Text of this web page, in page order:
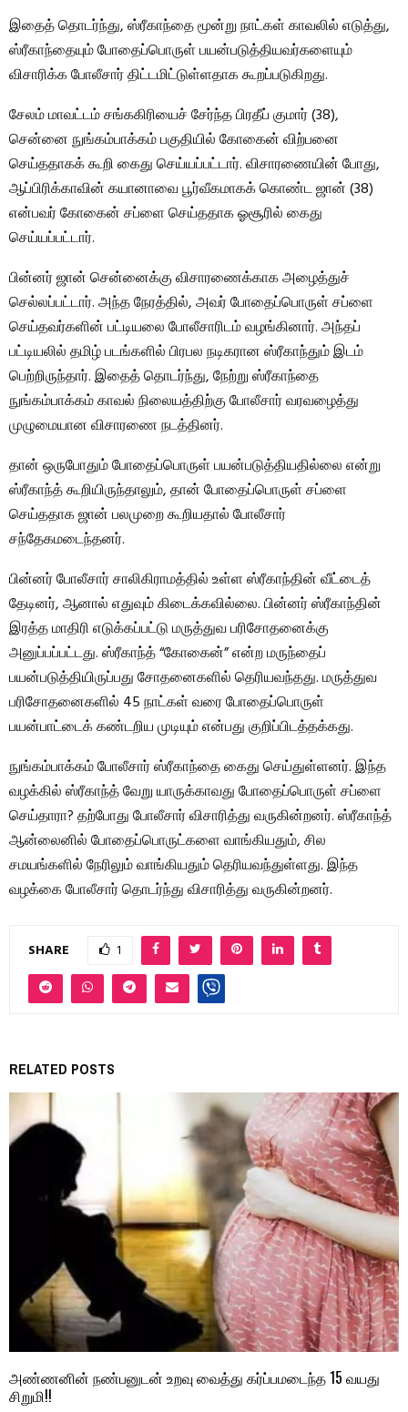
இதைத் தொடர்ந்து, ஸ்ரீகாந்தை மூன்று நாட்கள் காவலில் எடுத்து,
ஸ்ரீகாந்தையும் போதைப்பொருள் பயன்படுத்தியவர்களையும்
விசாரிக்க போலீசார் திட்டமிட்டுள்ளதாக கூறப்படுகிறது.
சேலம் மாவட்டம் சங்ககிரியைச் சேர்ந்த பிரதீப் குமார் (38),
சென்னை நுங்கம்பாக்கம் பகுதியில் கோகைன் விற்பனை
செய்ததாகக் கூறி கைது செய்யப்பட்டார். விசாரணையின் போது, ​​
ஆப்பிரிக்காவின் கயானாவை பூர்வீகமாகக் கொண்ட ஜான் (38)
என்பவர் கோகைன் சப்ளை செய்ததாக ஓசூரில் கைது
செய்யப்பட்டார்.
பின்னர் ஜான் சென்னைக்கு விசாரணைக்காக அழைத்துச்
செல்லப்பட்டார். அந்த நேரத்தில், அவர் போதைப்பொருள் சப்ளை
செய்தவர்களின் பட்டியலை போலீசாரிடம் வழங்கினார். அந்தப்
பட்டியலில் தமிழ் படங்களில் பிரபல நடிகரான ஸ்ரீகாந்தும் இடம்
பெற்றிருந்தார். இதைத் தொடர்ந்து, நேற்று ஸ்ரீகாந்தை
நுங்கம்பாக்கம் காவல் நிலையத்திற்கு போலீசார் வரவழைத்து
முழுமையான விசாரணை நடத்தினர்.
தான் ஒருபோதும் போதைப்பொருள் பயன்படுத்தியதில்லை என்று
ஸ்ரீகாந்த் கூறியிருந்தாலும், தான் போதைப்பொருள் சப்ளை
செய்ததாக ஜான் பலமுறை கூறியதால் போலீசார்
சந்தேகமடைந்தனர்.
பின்னர் போலீசார் சாலிகிராமத்தில் உள்ள ஸ்ரீகாந்தின் வீட்டைத்
தேடினர், ஆனால் எதுவும் கிடைக்கவில்லை. பின்னர் ஸ்ரீகாந்தின்
இரத்த மாதிரி எடுக்கப்பட்டு மருத்துவ பரிசோதனைக்கு
அனுப்பப்பட்டது. ஸ்ரீகாந்த் “கோகைன்” என்ற மருந்தைப்
பயன்படுத்தியிருப்பது சோதனைகளில் தெரியவந்தது. மருத்துவ
பரிசோதனைகளில் 45 நாட்கள் வரை போதைப்பொருள்
பயன்பாட்டைக் கண்டறிய முடியும் என்பது குறிப்பிடத்தக்கது.
நுங்கம்பாக்கம் போலீசார் ஸ்ரீகாந்தை கைது செய்துள்ளனர். இந்த
வழக்கில் ஸ்ரீகாந்த் வேறு யாருக்காவது போதைப்பொருள் சப்ளை
செய்தாரா? தற்போது போலீசார் விசாரித்து வருகின்றனர். ஸ்ரீகாந்த்
ஆன்லைனில் போதைப்பொருட்களை வாங்கியதும், சில
சமயங்களில் நேரிலும் வாங்கியதும் தெரியவந்துள்ளது. இந்த
வழக்கை போலீசார் தொடர்ந்து விசாரித்து வருகின்றனர்.
SHARE 1
RELATED POSTS
அண்ணனின் நண்பனுடன் உறவு வைத்து கர்ப்பமடைந்த 15 வயது
சிறுமி!!